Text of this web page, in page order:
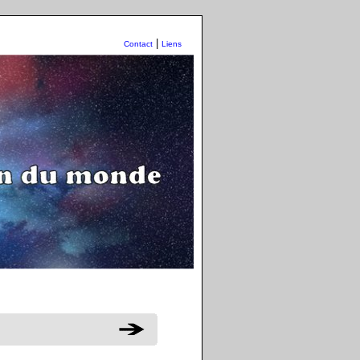
Contact Liens